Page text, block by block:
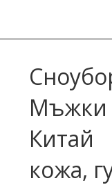
Мъжки
Китай
кожа,